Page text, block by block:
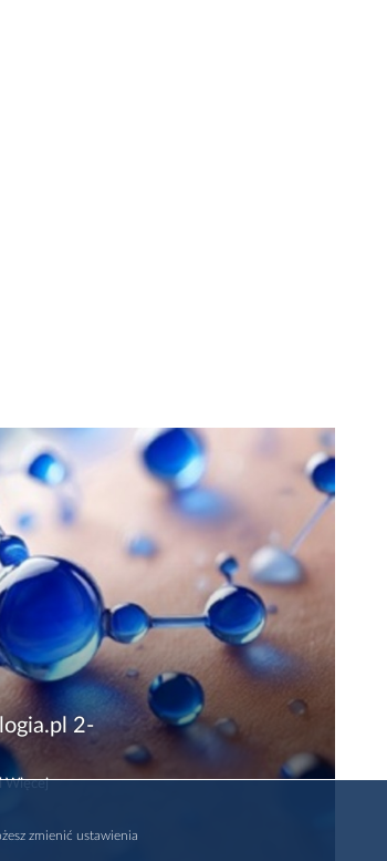
2-
Więcej
zmienić ustawienia